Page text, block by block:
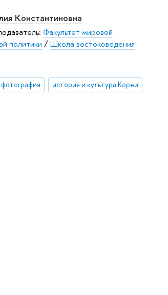
Константиновна
Факультет мировой
политики /Школа востоковедения
фотография история и культура Кореи